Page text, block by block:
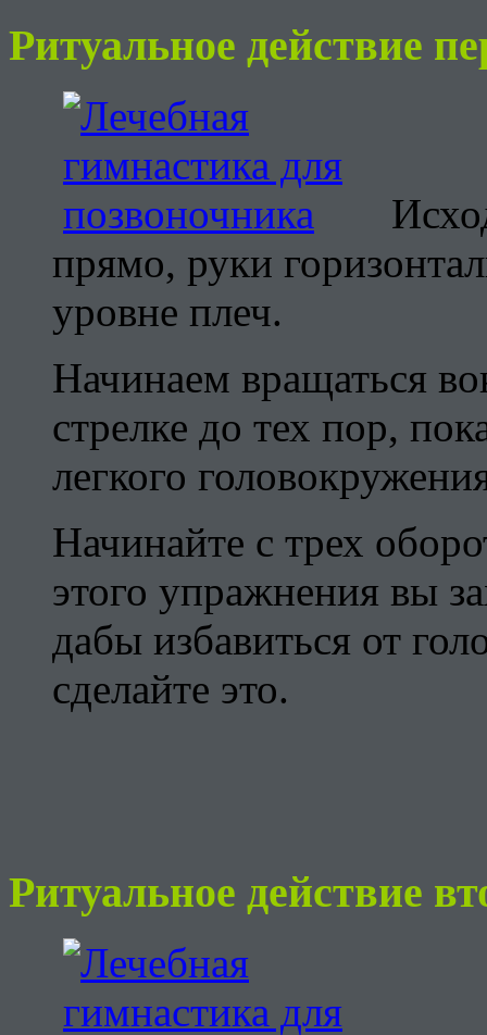
Ритуальное действие
прямо, руки
уровне плеч.
Начинаем вращаться
стрелке до тех пор,
легкого
Начинайте с трех
этого упражнения вы
дабы избавиться от
сделайте это.
Ритуальное действие